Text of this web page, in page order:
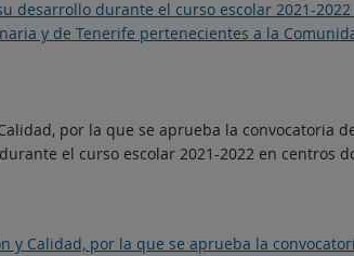
desarrollo durante el curso escolar 2021-
y de Tenerife pertenecientes a la
por la que se aprueba la convocatoria
el curso escolar 2021-2022 en centros
y Calidad, por la que se aprueba la